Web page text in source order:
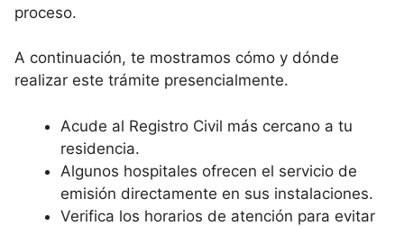
proceso.
A continuación, te mostramos cómo y dónde
realizar este trámite presencialmente.
Acude al Registro Civil más cercano a tu
residencia.
Algunos hospitales ofrecen el servicio de
emisión directamente en sus instalaciones.
Verifica los horarios de atención para evitar